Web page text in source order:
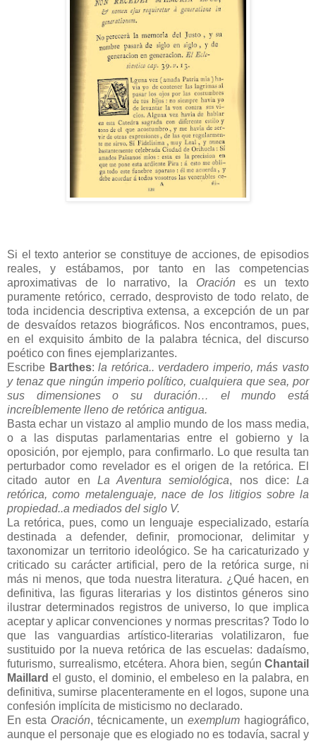
Si el texto anterior se constituye de acciones, de episodios
reales, y estábamos, por tanto en las competencias
aproximativas de lo narrativo, la Oración es un texto
puramente retórico, cerrado, desprovisto de todo relato, de
toda incidencia descriptiva extensa, a excepción de un par
de desvaídos retazos biográficos. Nos encontramos, pues,
en el exquisito ámbito de la palabra técnica, del discurso
poético con fines ejemplarizantes.
Escribe Barthes:la retórica.. verdadero imperio, más vasto
y tenaz que ningún imperio político, cualquiera que sea, por
sus dimensiones o su duración… el mundo está
increíblemente lleno de retórica antigua.
Basta echar un vistazo al amplio mundo de los mass media,
o a las disputas parlamentarias entre el gobierno y la
oposición, por ejemplo, para confirmarlo. Lo que resulta tan
perturbador como revelador es el origen de la retórica. El
citado autor en La Aventura semiológica, nos dice: La
retórica, como metalenguaje, nace de los litigios sobre la
propiedad..a mediados del siglo V.
La retórica, pues, como un lenguaje especializado, estaría
destinada a defender, definir, promocionar, delimitar y
taxonomizar un territorio ideológico. Se ha caricaturizado y
criticado su carácter artificial, pero de la retórica surge, ni
más ni menos, que toda nuestra literatura. ¿Qué hacen, en
definitiva, las figuras literarias y los distintos géneros sino
ilustrar determinados registros de universo, lo que implica
aceptar y aplicar convenciones y normas prescritas? Todo lo
que las vanguardias artístico-literarias volatilizaron, fue
sustituido por la nueva retórica de las escuelas: dadaísmo,
futurismo, surrealismo, etcétera. Ahora bien, según Chantail
Maillard el gusto, el dominio, el embeleso en la palabra, en
definitiva, sumirse placenteramente en el logos, supone una
confesión implícita de misticismo no declarado.
En esta Oración, técnicamente, unexemplum hagiográfico,
aunque el personaje que es elogiado no es todavía, sacral y